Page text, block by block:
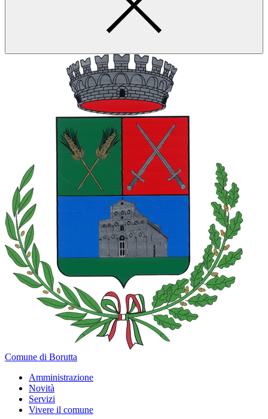
Comune di Borutta
Amministrazione
Novità
Servizi
Vivere il comune